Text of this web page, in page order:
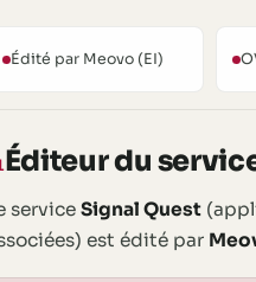
Édité par Meovo (EI)
Éditeur du
service Signal Quest
est édité par